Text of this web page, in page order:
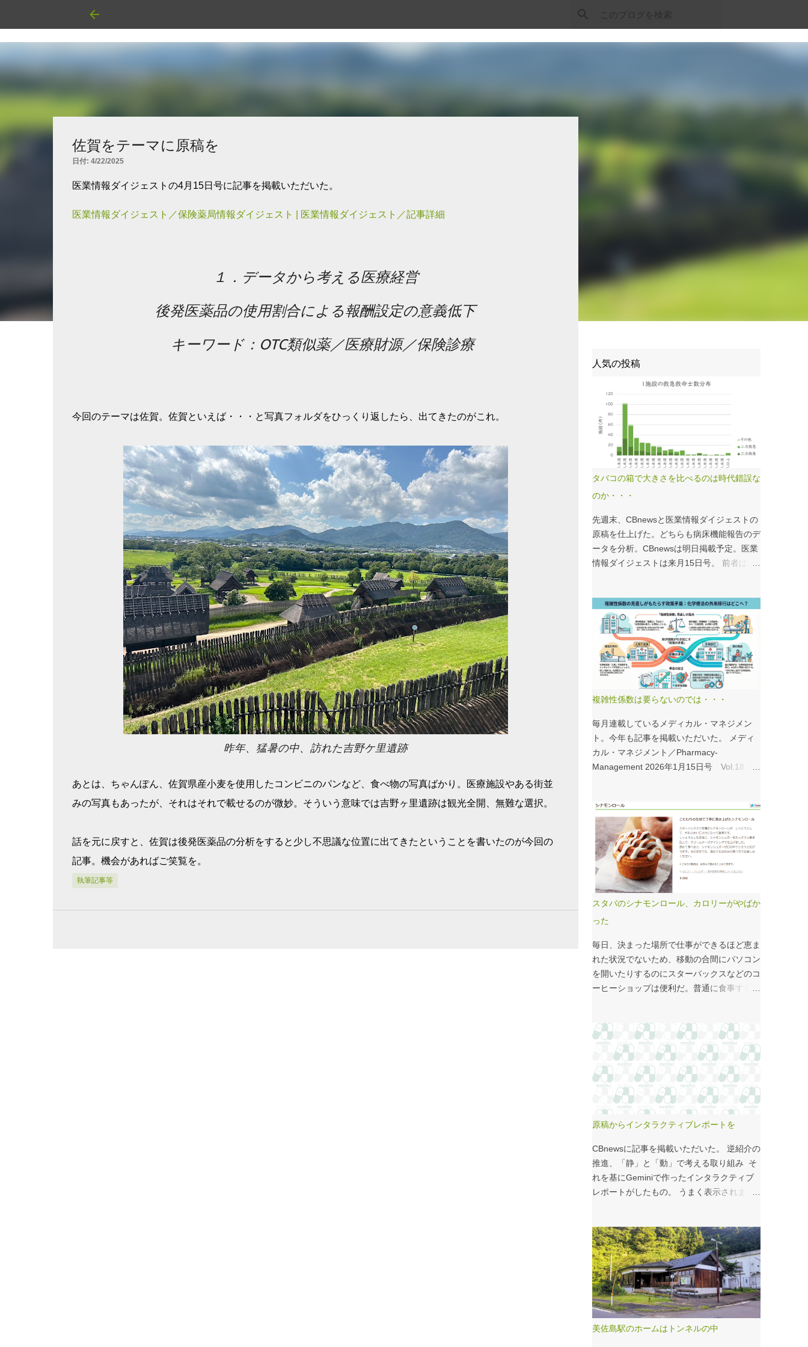
佐賀をテーマに原稿を
日付: 4/22/2025
医業情報ダイジェストの4月15日号に記事を掲載いただいた。
医業情報ダイジェスト／保険薬局情報ダイジェスト | 医業情報ダイジェスト／記事詳細
１．データから考える医療経営
後発医薬品の使用割合による報酬設定の意義低下
キーワード：OTC類似薬／医療財源／保険診療
今回のテーマは佐賀。佐賀といえば・・・と写真フォルダをひっくり返したら、出てきたのがこれ。
昨年、猛暑の中、訪れた吉野ケ里遺跡
あとは、ちゃんぽん、佐賀県産小麦を使用したコンビニのパンなど、食べ物の写真ばかり。医療施設やある街並
みの写真もあったが、それはそれで載せるのが微妙。そういう意味では吉野ヶ里遺跡は観光全開、無難な選択。
話を元に戻すと、佐賀は後発医薬品の分析をすると少し不思議な位置に出てきたということを書いたのが今回の
記事。機会があればご笑覧を。
執筆記事等
人気の投稿
タバコの箱で大きさを比べるのは時代錯誤な
のか・・・
先週末、CBnewsと医業情報ダイジェストの
原稿を仕上げた。どちらも病床機能報告のデ
ータを分析。CBnewsは明日掲載予定。医業
情報ダイジェストは来月15日号。 前者は建
さんも病床機能報告をチェックすることをお
すすめしたい。 具体的にどうみたらいい
の？ なぜおすすめなの？という疑問には、
医業情報ダイジェストの記事をお読みくださ
い！なのだが、分析結果の一例は下のグラ
フ。 病床機能報告（2023年度報告）を基に
勤換算）の合計。人数が0人の施設は集計に
含まない この施設は何人いるんだろう？、
あの施設は何人だろう？と見てみるだけでも
十分興味深いが、上のグラフのような情報が
頭に入っていると、比較整理しやすいと思
国府の国司館（こくしのたち）を復元したも
のだ。写真だけでは、大きさが分かりづらい
はずだ。 今月訪れた武蔵国府跡 実際には10
分の1サイズの模型なので、それほど大きく
ない。人が一緒に写っている新聞記事（
（まちの記憶）武蔵国府跡 東京都府中市：
朝日新聞デジタル ）を見れば、大きさがわ
かりやすい。 救急救命士も同じで、うちは2
人いる、3人いるといったところで、それが
見ても情報は十分でないかもしれない。しか
し、ヒストグラムなどをあわせて見れば、相
対的なポジションが分かりやすい。朝日新聞
でタバコの箱を横に並べるのって、最近見か
けないなぁ・・・。このご時世、タバコは
NGなのか？？
複雑性係数は要らないのでは・・・
毎月連載しているメディカル・マネジメン
ト。今年も記事を掲載いただいた。 メディ
カル・マネジメント／Pharmacy-
Management 2026年1月15日号 Vol.18
価係数IIの現行の複雑性係数は「複雑さ」を
評価していない -「入院初期までの包括範囲
出来高点数」が高いのは化学療法 複雑性係
数は微妙だ・・・と言い続けて10数年、よ
うやく見直されるようだ。ただ、その見直し
内容も微妙では？？？というのが記事の主
頃、各方面から「話が長い」と言われている
ので、自分が話すよりAIが話した方がよいと
言われるのは時間の問題だろう。
スタバのシナモンロール、カロリーがやばか
った
毎日、決まった場所で仕事ができるほど恵ま
れた状況でないため、移動の合間にパソコン
を開いたりするのにスターバックスなどのコ
ーヒーショップは便利だ。普通に食事する時
ら、コーヒーを飲むこともある。 このシナ
モンロール。とても甘くてコーヒーにはぴっ
たりなのだが、いつもカロリーが気になって
いた。お腹の肉がだいぶたるんできたのは、
こいつのせいもあるのではないかと。 シナ
モンロール 556kcal 出所：
en-food.pdf 調べてビビった。これはまず
い。下手な食事以上のカロリーだ。 この
556kcalがどのくらいヤバイのか、スターバ
ックス以上に良く行くマクドナルドで考えて
みる。（ちなみにマクドナルドは食事目的で
じもの（530kcal～580kcal）を次のマクドナ
ルド商品から２つ選んでください ハンバー
ガー ビッグマック ダブルクォーターパウン
ダー・チーズ フィレオフィッシュ てりやき
マックバーガー マックフライポテト（S) マ
ックフライポテト（M) マックフライポテト
（L) 正解は続きで。
原稿からインタラクティブレポートを
CBnewsに記事を掲載いただいた。 逆紹介の
推進、「静」と「動」で考える取り組み そ
れを基にGeminiで作ったインタラクティブ
レポートがしたもの。 うまく表示されます
読みください！というどうしようもない結論
に。 逆紹介の推進：インタラクティブレポ
ート 逆紹介の推進レポート 課題 取り組みの
比較 患者の視点 解決策 なぜ「逆紹介」が重
要なのか？ 医師の働き方改革が進む中、大
病院の外来負担軽減は喫緊の課題です。その
美佐島駅のホームはトンネルの中